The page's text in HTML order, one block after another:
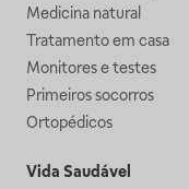
Medicina natural
Tratamento em casa
Monitores e testes
Primeiros socorros
Ortopédicos
Vida Saudável